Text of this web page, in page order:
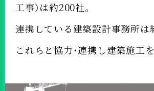
工事）は約200社。
連携している建築設計事務所は
これらと協力・連携し建築施工